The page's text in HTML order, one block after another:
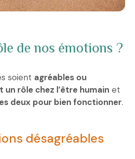
de nos émotions ?
soient agréables ou
un rôle chez l’être humain et
deux pour bien fonctionner.
désagréables